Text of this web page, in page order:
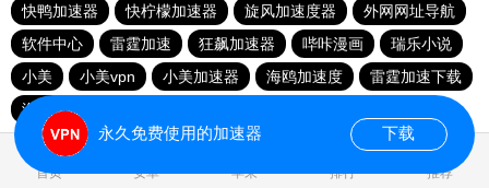
快鸭加速器
快柠檬加速器 旋风加速度器
外网网址导航
软件中心
雷霆加速 狂飙加速器 哔咔漫画
瑞乐小说
小美
小美vpn 小美加速器 海鸥加速度
雷霆加速下载
海鸥加速器下载
首页 安卓 苹果 排行 推荐
永久免费使用的加速器 下载
0.019094s